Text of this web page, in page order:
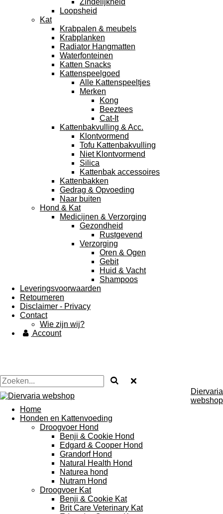
Zindelijkheid
Loopsheid
Kat
Krabpalen & meubels
Krabplanken
Radiator Hangmatten
Waterfonteinen
Katten Snacks
Kattenspeelgoed
Alle Kattenspeeltjes
Merken
Kong
Beeztees
Cat-It
Kattenbakvulling & Acc.
Klontvormend
Tofu Kattenbakvulling
Niet Klontvormend
Silica
Kattenbak accessoires
Kattenbakken
Gedrag & Opvoeding
Naar buiten
Hond & Kat
Medicijnen & Verzorging
Gezondheid
Rustgevend
Verzorging
Oren & Ogen
Gebit
Huid & Vacht
Shampoos
Leveringsvoorwaarden
Retourneren
Disclaimer - Privacy
Contact
Wie zijn wij?
Account
Diervaria
webshop
Home
Honden en Kattenvoeding
Droogvoer Hond
Benji & Cookie Hond
Edgard & Cooper Hond
Grandorf Hond
Natural Health Hond
Naturea hond
Nutram Hond
Droogvoer Kat
Benji & Cookie Kat
Brit Care Veterinary Kat